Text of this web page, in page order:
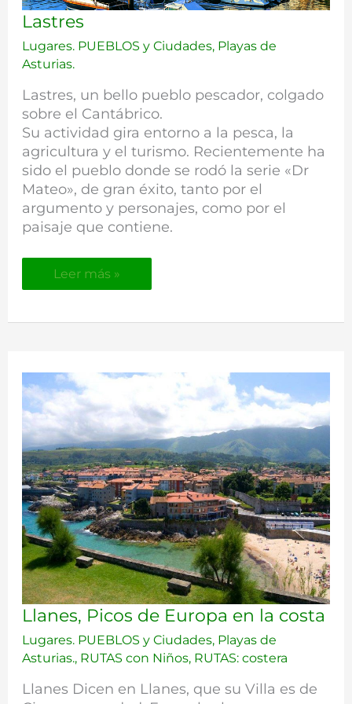
Lastres
Lugares. PUEBLOS y Ciudades, Playas de
Asturias.
Lastres, un bello pueblo pescador, colgado
sobre el Cantábrico.
Su actividad gira entorno a la pesca, la
agricultura y el turismo. Recientemente ha
sido el pueblo donde se rodó la serie «Dr
Mateo», de gran éxito, tanto por el
argumento y personajes, como por el
paisaje que contiene.
Lastres
Leer más »
Llanes, Picos de Europa en la costa
Lugares. PUEBLOS y Ciudades, Playas de
Asturias., RUTAS con Niños, RUTAS: costera
Llanes Dicen en Llanes, que su Villa es de
Llanes,
Picos
de
Europa
la